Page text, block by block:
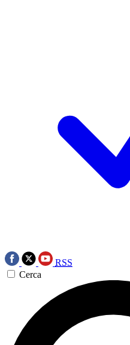
RSS
Cerca